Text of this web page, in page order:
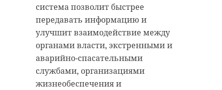
система позволит быстрее
передавать информацию и
улучшит взаимодействие между
органами власти, экстренными и
аварийно-спасательными
службами, организациями
жизнеобеспечения и